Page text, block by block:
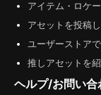
アイテム・ロケ
アセットを投稿
ユーザーストア
推しアセットを
ヘルプ/お問い合